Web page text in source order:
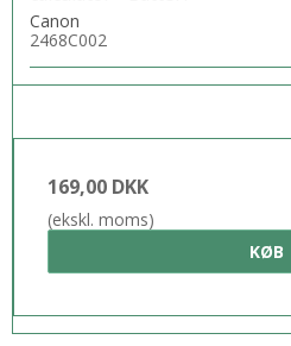
Canon
2468C002
169,00 DKK
(ekskl. moms)
KØB